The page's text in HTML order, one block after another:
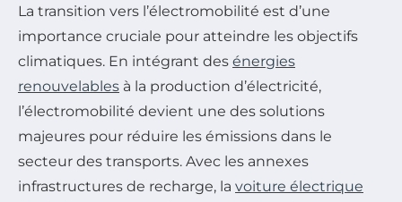
La transition vers l’électromobilité est d’une
importance cruciale pour atteindre les objectifs
climatiques. En intégrant des énergies
renouvelables à la production d’électricité,
l’électromobilité devient une des solutions
majeures pour réduire les émissions dans le
secteur des transports. Avec les annexes
infrastructures de recharge, la voiture électrique